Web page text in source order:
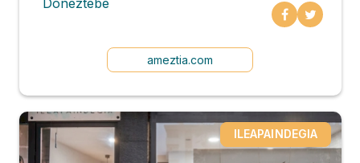
Doneztebe
ameztia.com
ILEAPAINDEGIA